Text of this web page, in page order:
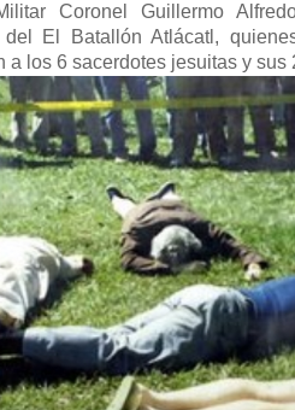
Coronel Guillermo
del El Batallón Atlácatl,
a los 6 sacerdotes jesuitas y sus